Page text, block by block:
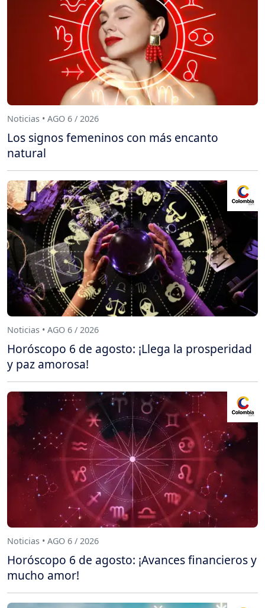
Noticias • AGO 6 / 2026
Los signos femeninos con más encanto
natural
Noticias • AGO 6 / 2026
Horóscopo 6 de agosto: ¡Llega la prosperidad
y paz amorosa!
Noticias • AGO 6 / 2026
Horóscopo 6 de agosto: ¡Avances financieros y
mucho amor!